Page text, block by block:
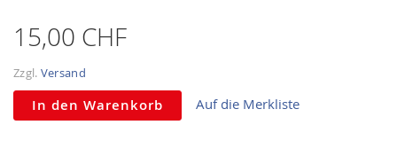
15,00 CHF
Zzgl. Versand
In den Warenkorb Auf die Merkliste